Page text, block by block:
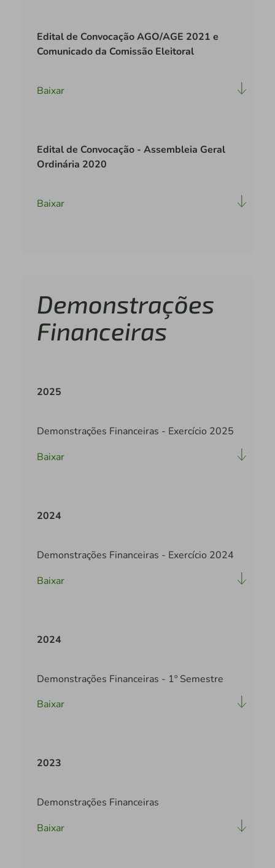
Edital de Convocação AGO/AGE 2021 e
Comunicado da Comissão Eleitoral
Baixar
Edital de Convocação - Assembleia Geral
Ordinária 2020
Baixar
Demonstrações
Financeiras
2025
Demonstrações Financeiras - Exercício 2025
Baixar
2024
Demonstrações Financeiras - Exercício 2024
Baixar
2024
Demonstrações Financeiras - 1º Semestre
Baixar
2023
Demonstrações Financeiras
Baixar